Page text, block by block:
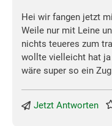
Hei wir fangen jetzt
Weile nur mit Leine
nichts teueres zum
wollte vielleicht hat
wäre super so ein
Jetzt Antworten